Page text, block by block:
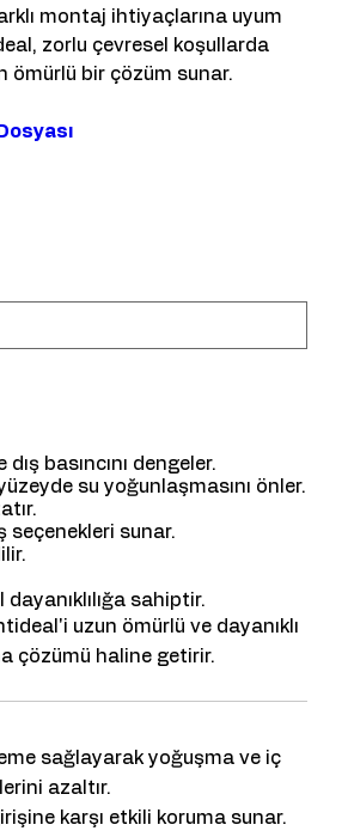
montaj ihtiyaçlarına uyum
zorlu çevresel koşullarda
ömürlü bir çözüm sunar.
basıncını dengeler.
su yoğunlaşmasını önler.
seçenekleri sunar.
sahiptir.
uzun ömürlü ve dayanıklı
çözümü haline getirir.
sağlayarak yoğuşma ve iç
azaltır.
karşı etkili koruma sunar.